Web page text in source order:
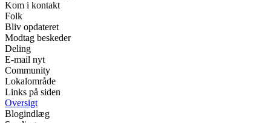
Kom i kontakt
Folk
Bliv opdateret
Modtag beskeder
Deling
E-mail nyt
Community
Lokalområde
Links på siden
Oversigt
Blogindlæg